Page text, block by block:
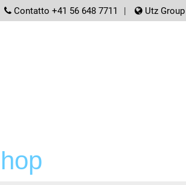
Contatto +41 56 648 7711 Utz Group